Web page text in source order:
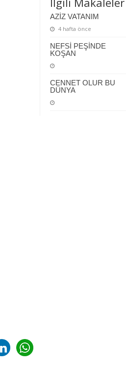
AZİZ VATANIM
4 hafta önce
NEFSİ PEŞİNDE
KOŞAN
CENNET OLUR BU
DÜNYA